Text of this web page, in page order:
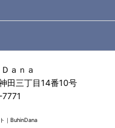
ａｎａ
田三丁目14番10号
｜BuhinDana